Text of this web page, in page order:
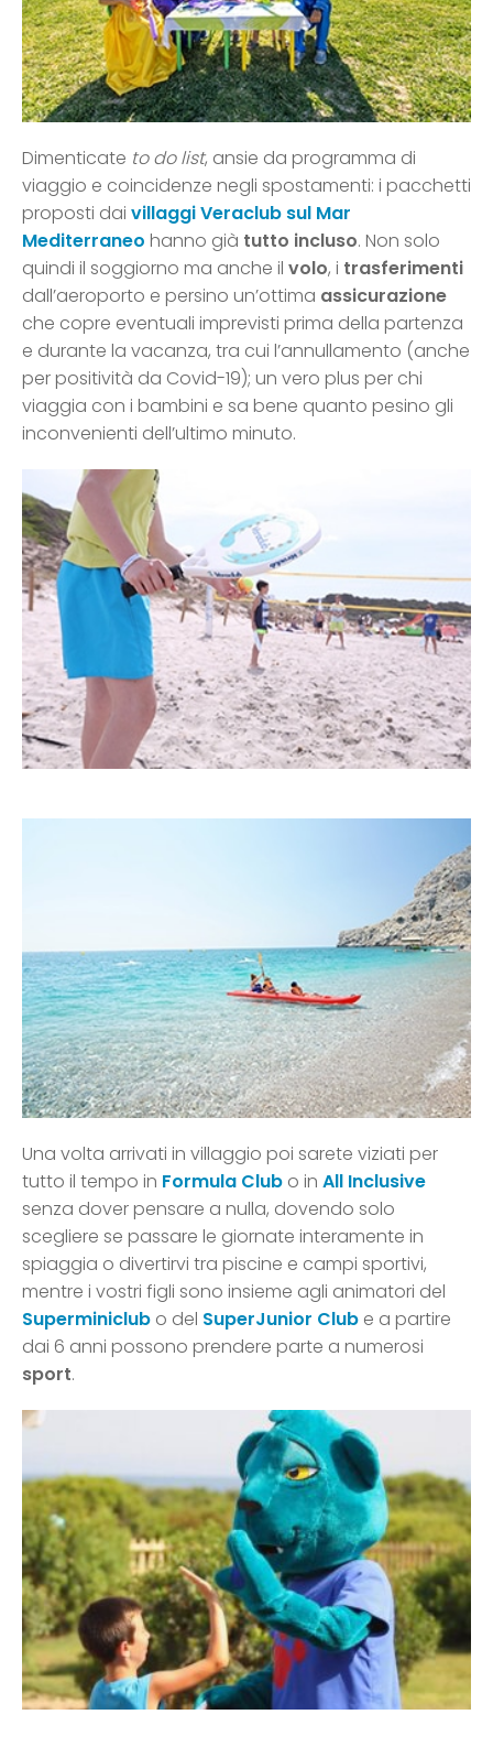
Dimenticate to do list, ansie da programma di
viaggio e coincidenze negli spostamenti: i pacchetti
proposti dai villaggi Veraclub sul Mar
Mediterraneo hanno già tutto incluso. Non solo
quindi il soggiorno ma anche il volo, i trasferimenti
dall’aeroporto e persino un’ottima assicurazione
che copre eventuali imprevisti prima della partenza
e durante la vacanza, tra cui l’annullamento (anche
per positività da Covid-19); un vero plus per chi
viaggia con i bambini e sa bene quanto pesino gli
inconvenienti dell’ultimo minuto.
Una volta arrivati in villaggio poi sarete viziati per
tutto il tempo in Formula Club o in All Inclusive
senza dover pensare a nulla, dovendo solo
scegliere se passare le giornate interamente in
spiaggia o divertirvi tra piscine e campi sportivi,
mentre i vostri figli sono insieme agli animatori del
Superminiclub o del SuperJunior Club e a partire
dai 6 anni possono prendere parte a numerosi
sport.